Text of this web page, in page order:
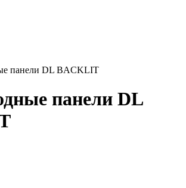
панели DL BACKLIT
панели DL